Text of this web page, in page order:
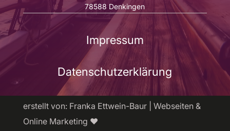
78588 Denkingen
Impressum
Datenschutzerklärung
erstellt von: Franka Ettwein-Baur | Webseiten &
Online Marketing ❤